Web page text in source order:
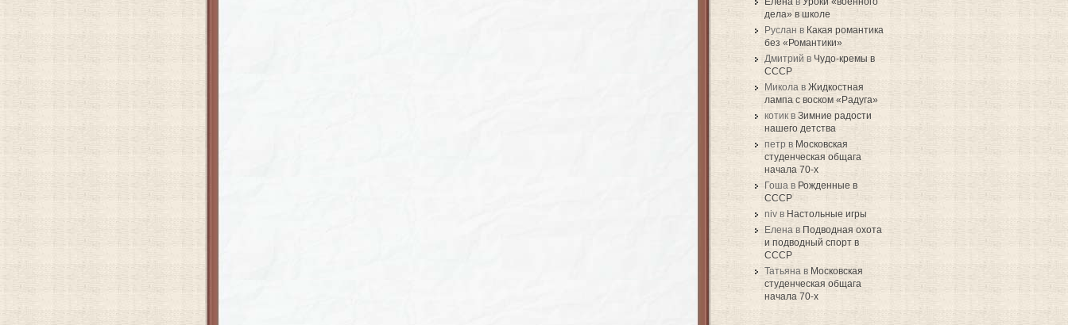
дела» в школе
Руслан в Какая романтика
без «Романтики»
Дмитрий в Чудо-кремы в
СССР
Микола в Жидкостная
лампа с воском «Радуга»
котик в Зимние радости
нашего детства
петр в Московская
студенческая общага
начала 70-х
Гоша в Рожденные в
СССР
niv в Настольные игры
Елена в Подводная охота
и подводный спорт в
СССР
Татьяна в Московская
студенческая общага
начала 70-х